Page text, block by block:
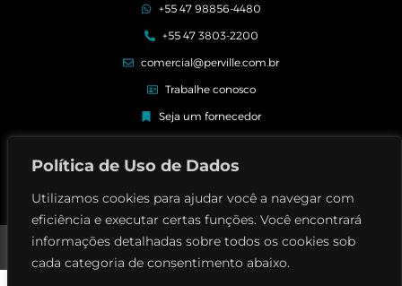
Política de Uso de Dados
Utilizamos cookies para ajudar você a navegar com
eficiência e executar certas funções. Você encontrará
informações detalhadas sobre todos os cookies sob
cada categoria de consentimento abaixo.
+55 47 98856-4480
+55 47 3803-2200
comercial@perville.com.br
Trabalhe conosco
Seja um fornecedor
Perville Contrutora © | Todos os direitos reservados